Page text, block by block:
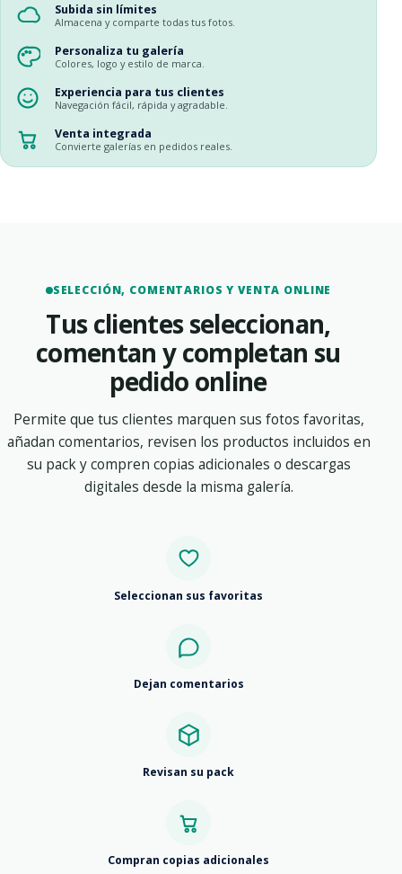
Subida sin límites
Almacena y comparte todas tus fotos.
Personaliza tu galería
Colores, logo y estilo de marca.
Experiencia para tus clientes
Navegación fácil, rápida y agradable.
Venta integrada
Convierte galerías en pedidos reales.
SELECCIÓN, COMENTARIOS Y VENTA ONLINE
Tus clientes seleccionan,
comentan y completan su
pedido online
Permite que tus clientes marquen sus fotos favoritas,
añadan comentarios, revisen los productos incluidos en
su pack y compren copias adicionales o descargas
digitales desde la misma galería.
Seleccionan sus favoritas
Dejan comentarios
Revisan su pack
Compran copias adicionales